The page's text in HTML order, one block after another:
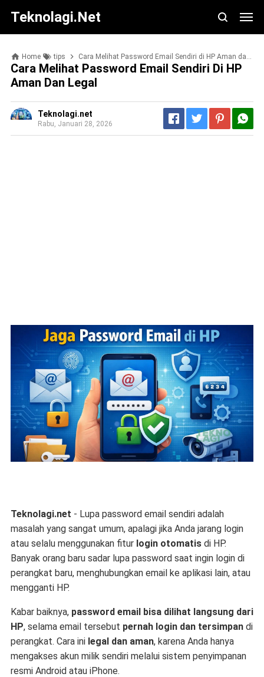
Teknolagi.net
Home tips Cara Melihat Password Email Sendiri di HP Aman dan Legal
Cara Melihat Password Email Sendiri Di HP
Aman Dan Legal
Teknolagi.net
Rabu, Januari 28, 2026
Teknolagi.net - Lupa password email sendiri adalah
masalah yang sangat umum, apalagi jika Anda jarang login
atau selalu menggunakan fitur login otomatisdi HP.
Banyak orang baru sadar lupa password saat ingin login di
perangkat baru, menghubungkan email ke aplikasi lain, atau
mengganti HP.
Kabar baiknya, password email bisa dilihat langsung dari
HP, selama email tersebut pernah login dan tersimpandi
perangkat. Cara ini legal dan aman, karena Anda hanya
mengakses akun milik sendiri melalui sistem penyimpanan
resmi Android atau iPhone.